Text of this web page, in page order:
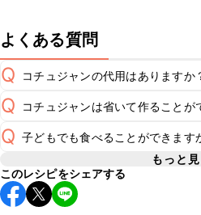
よくある質問
Q コチュジャンの代用はありますか
A
Q コチュジャンは省いて作ることが
A
使用量が少ない場合は省いてもお
ンの味付けとして使用している場
能性があるため、 こちら
Q 子どもでも食べることができます
コチュジャンは甘辛い風味が特徴
い味付けが苦手な方は風味や刺激
います。使用する食材や味付けに
もっと
このレシピをシェアする